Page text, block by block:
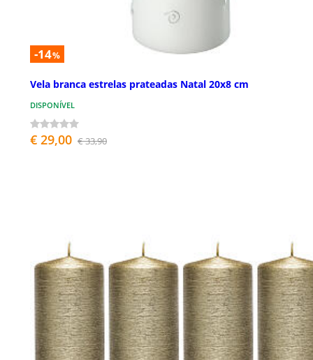
-14%
Vela branca estrelas prateadas Natal 20x8 cm
DISPONÍVEL
€ 29,00 € 33,90